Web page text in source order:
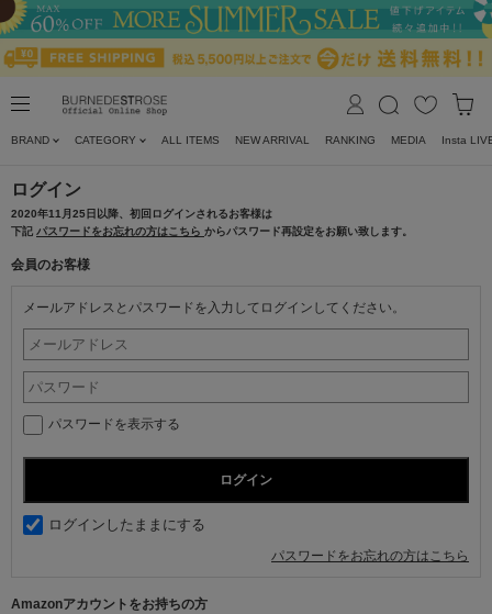
BRAND CATEGORY ALL ITEMS NEW ARRIVAL RANKING MEDIA Insta
ログイン
2020年11月25日以降、初回ログインされるお客様は
下記 パスワードをお忘れの方はこちら からパスワード再設定をお願い致します。
会員のお客様
メールアドレスとパスワードを入力してログインしてください。
パスワードを表示する
ログインしたままにする
パスワードをお忘れの方はこちら
Amazonアカウントをお持ちの方